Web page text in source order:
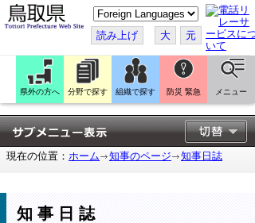
こ
の
ペ
ー
ジ
翻
訳
す
る
読み上げ 大 元
県外の方へ 分野で探す 組織で探す 防災 緊急 メニュー
現在の位置： ホーム 知事のページ 知事日誌
知事日誌